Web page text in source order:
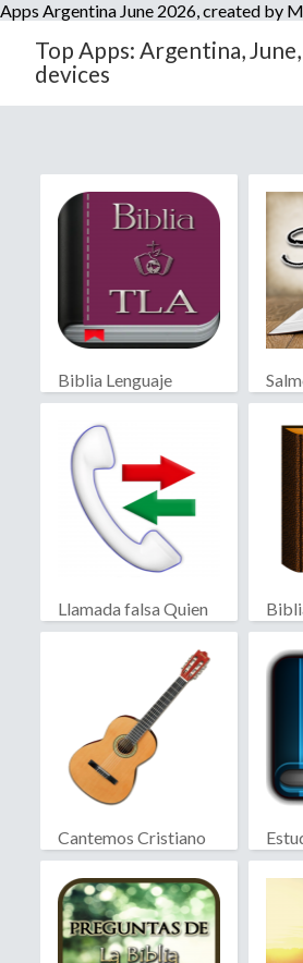
Apps Argentina June 2026, created by
Top Apps: Argentina,
devices
Biblia Lenguaje
Actual
Llamada falsa Quien
llama?
Cantemos Cristiano